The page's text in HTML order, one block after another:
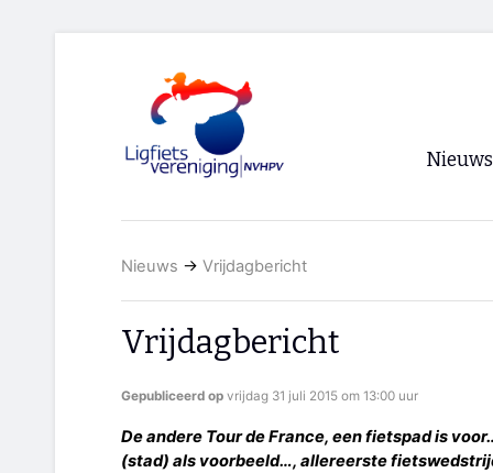
Nieuws
Nieuws → Vrijdagbericht
Vrijdagbericht
Gepubliceerd op vrijdag 31 juli 2015 om 13:00 uur
De andere Tour de France, een fietspad is
(stad) als voorbeeld…, allereerste